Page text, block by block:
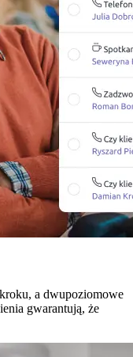
a dwupoziomowe
gwarantują, że